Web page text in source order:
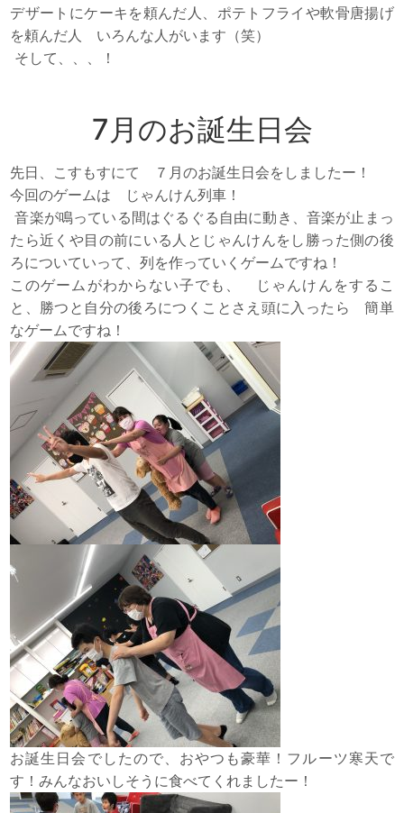
デザートにケーキを頼んだ人、ポテトフライや軟骨唐揚げ
を頼んだ人 いろんな人がいます（笑）
そして、、、！
7月のお誕生日会
先日、こすもすにて ７月のお誕生日会をしましたー！
今回のゲームは じゃんけん列車！
音楽が鳴っている間はぐるぐる自由に動き、音楽が止まっ
たら近くや目の前にいる人とじゃんけんをし勝った側の後
ろについていって、列を作っていくゲームですね！
このゲームがわからない子でも、 じゃんけんをするこ
と、勝つと自分の後ろにつくことさえ頭に入ったら 簡単
なゲームですね！
お誕生日会でしたので、おやつも豪華！フルーツ寒天で
す！みんなおいしそうに食べてくれましたー！